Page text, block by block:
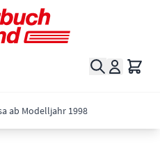
Suche
ab Modelljahr 1998